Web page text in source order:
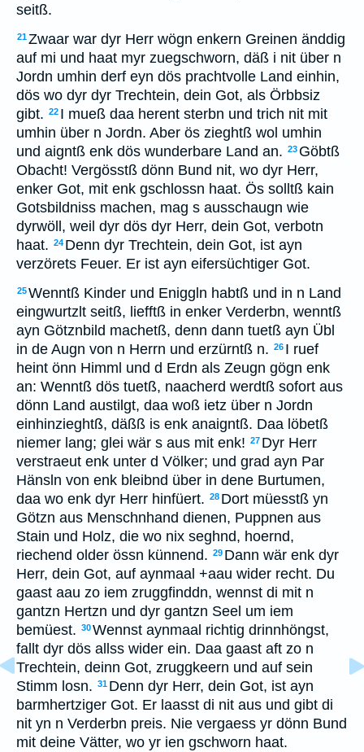
seitß.
21Zwaar war dyr Herr wögn enkern Greinen änddig
auf mi und haat myr zuegschworn, däß i nit über n
Jordn umhin derf eyn dös prachtvolle Land einhin,
dös wo dyr dyr Trechtein, dein Got, als Örbbsiz
gibt. 22 I mueß daa herent sterbn und trich nit mit
umhin über n Jordn. Aber ös zieghtß wol umhin
und aigntß enk dös wunderbare Land an. 23 Göbtß
Obacht! Vergösstß dönn Bund nit, wo dyr Herr,
enker Got, mit enk gschlossn haat. Ös solltß kain
Gotsbildniss machen, mag s ausschaugn wie
dyrwöll, weil dyr dös dyr Herr, dein Got, verbotn
haat. 24 Denn dyr Trechtein, dein Got, ist ayn
verzörets Feuer. Er ist ayn eifersüchtiger Got.
25Wenntß Kinder und Eniggln habtß und in n Land
eingwurtzlt seitß, liefftß in enker Verderbn, wenntß
ayn Götznbild machetß, denn dann tuetß ayn Übl
in de Augn von n Herrn und erzürntß n. 26 I ruef
heint önn Himml und d Erdn als Zeugn gögn enk
an: Wenntß dös tuetß, naacherd werdtß sofort aus
dönn Land austilgt, daa woß ietz über n Jordn
einhinzieghtß, däßß is enk anaigntß. Daa löbetß
niemer lang; glei wär s aus mit enk! 27 Dyr Herr
verstraeut enk unter d Völker; und grad ayn Par
Hänsln von enk bleibnd über in dene Burtumen,
daa wo enk dyr Herr hinfüert. 28 Dort müesstß yn
Götzn aus Menschnhand dienen, Puppnen aus
Stain und Holz, die wo nix seghnd, hoernd,
riechend older össn künnend. 29 Dann wär enk dyr
Herr, dein Got, auf aynmaal +aau wider recht. Du
gaast aau zo iem zruggfinddn, wennst di mit n
gantzn Hertzn und dyr gantzn Seel um iem
bemüest. 30Wennst aynmaal richtig drinnhöngst,
fallt dyr dös allss wider ein. Daa gaast aft zo n
Trechtein, deinn Got, zruggkeern und auf sein
Stimm losn. 31 Denn dyr Herr, dein Got, ist ayn
barmhertziger Got. Er laasst di nit aus und gibt di
nit yn n Verderbn preis. Nie vergaess yr dönn Bund
mit deine Vätter, wo yr ien gschworn haat.